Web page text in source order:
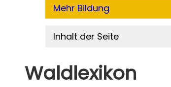
Mehr Bildung
Inhalt der Seite
Waldlexikon